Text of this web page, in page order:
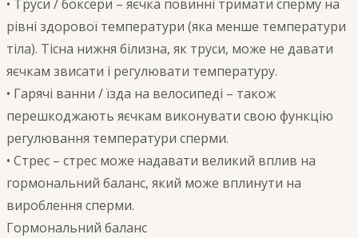
• Труси / боксери – яєчка повинні тримати сперму на
рівні здорової температури (яка менше температури
тіла). Тісна нижня білизна, як труси, може не давати
яєчкам звисати і регулювати температуру.
• Гарячі ванни / їзда на велосипеді – також
перешкоджають яєчкам виконувати свою функцію
регулювання температури сперми.
• Стрес – стрес може надавати великий вплив на
гормональний баланс, який може вплинути на
вироблення сперми.
Гормональний баланс